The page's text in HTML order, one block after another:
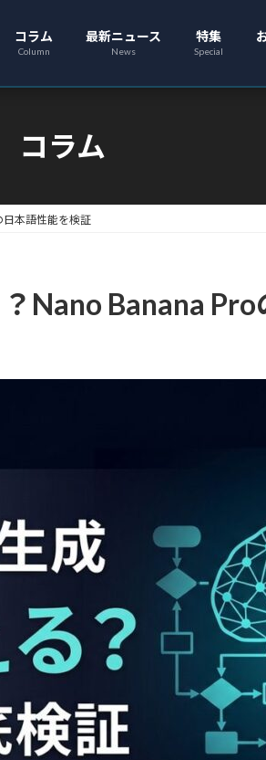
コラム
Column
最新ニュース
News
特集
Special
コラム
日本語性能を検証
Nano Banana